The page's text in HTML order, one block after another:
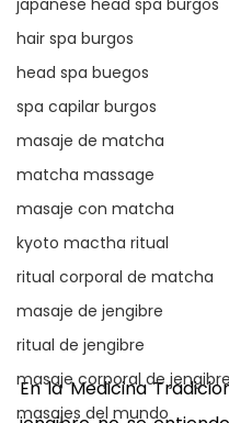
hair spa burgos
head spa buegos
spa capilar burgos
masaje de matcha
matcha massage
masaje con matcha
kyoto mactha ritual
ritual corporal de matcha
masaje de jengibre
ritual de jengibre
masaje corporal de jengibre
masajes del mundo
En la Medicina